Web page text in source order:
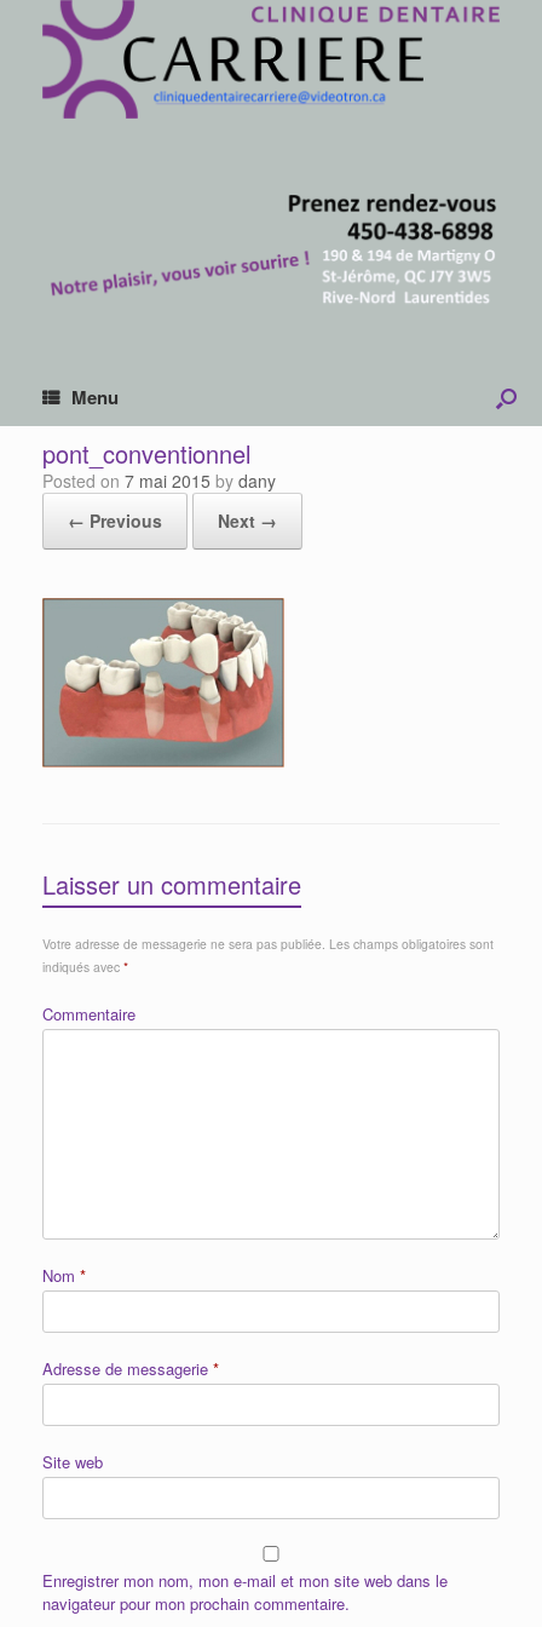
Menu
pont_conventionnel
Posted on 7 mai 2015 by dany
← Previous
Next →
Laisser un commentaire
Votre adresse de messagerie ne sera pas publiée. Les champs obligatoires sont
indiqués avec *
Commentaire
Nom *
Adresse de messagerie *
Site web
Enregistrer mon nom, mon e-mail et mon site web dans le
navigateur pour mon prochain commentaire.